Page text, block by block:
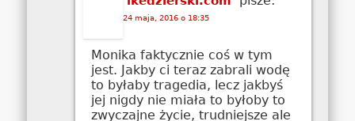
24 maja, 2016 o 18:35
Monika faktycznie coś w tym
jest. Jakby ci teraz zabrali wodę
to byłaby tragedia, lecz jakbyś
jej nigdy nie miała to byłoby to
zwyczajne życie, trudniejsze ale